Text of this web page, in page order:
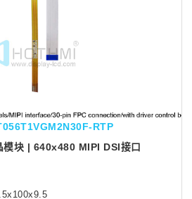
RTP
模块 | 640x480 MIPI DSI接口